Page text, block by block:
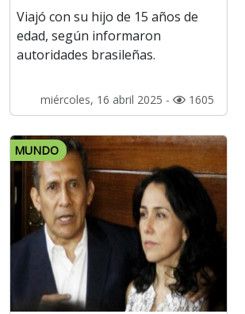
Viajó con su hijo de 15 años de
edad, según informaron
autoridades brasileñas.
miércoles, 16 abril 2025 - 1605
MUNDO